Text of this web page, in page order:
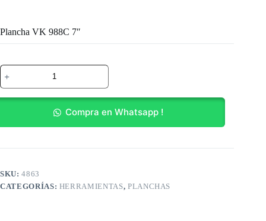
Plancha VK 988C 7″
Plancha
VK
988C
7"
Compra en Whatsapp !
SKU:4863
CATEGORÍAS: HERRAMIENTAS, PLANCHAS